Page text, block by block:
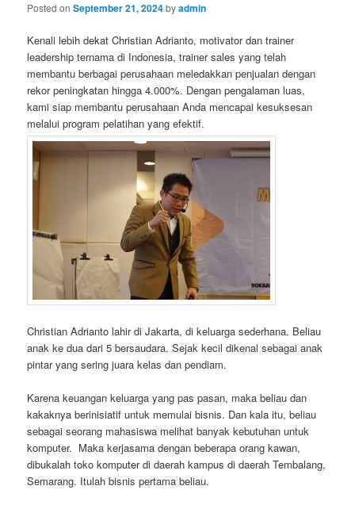
Posted onSeptember 21, 2024byadmin
Kenali lebih dekat Christian Adrianto, motivator dan trainer
leadership ternama di Indonesia, trainer sales yang telah
membantu berbagai perusahaan meledakkan penjualan dengan
rekor peningkatan hingga 4.000%. Dengan pengalaman luas,
kami siap membantu perusahaan Anda mencapai kesuksesan
melalui program pelatihan yang efektif.
Christian Adrianto lahir di Jakarta, di keluarga sederhana. Beliau
anak ke dua dari 5 bersaudara. Sejak kecil dikenal sebagai anak
pintar yang sering juara kelas dan pendiam.
Karena keuangan keluarga yang pas pasan, maka beliau dan
kakaknya berinisiatif untuk memulai bisnis. Dan kala itu, beliau
sebagai seorang mahasiswa melihat banyak kebutuhan untuk
komputer. Maka kerjasama dengan beberapa orang kawan,
dibukalah toko komputer di daerah kampus di daerah Tembalang,
Semarang. Itulah bisnis pertama beliau.